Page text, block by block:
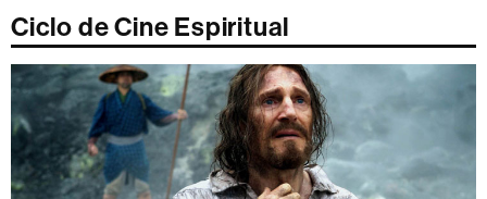
Ciclo de Cine Espiritual